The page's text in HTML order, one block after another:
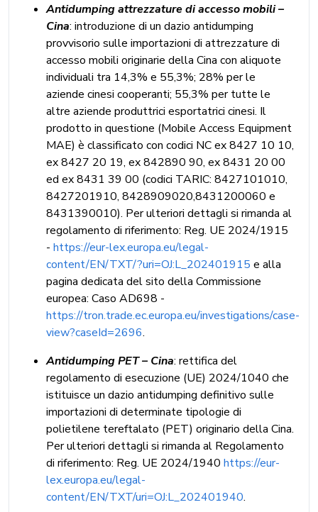
Antidumping attrezzature di accesso mobili –
Cina: introduzione di un dazio antidumping
provvisorio sulle importazioni di attrezzature di
accesso mobili originarie della Cina con aliquote
individuali tra 14,3% e 55,3%; 28% per le
aziende cinesi cooperanti; 55,3% per tutte le
altre aziende produttrici esportatrici cinesi. Il
prodotto in questione (Mobile Access Equipment
MAE) è classificato con codici NC ex 8427 10 10,
ex 8427 20 19, ex 842890 90, ex 8431 20 00
ed ex 8431 39 00 (codici TARIC: 8427101010,
8427201910, 8428909020,8431200060 e
8431390010). Per ulteriori dettagli si rimanda al
regolamento di riferimento: Reg. UE 2024/1915
- https://eur-lex.europa.eu/legal-
content/EN/TXT/?uri=OJ:L_202401915 e alla
pagina dedicata del sito della Commissione
europea: Caso AD698 -
https://tron.trade.ec.europa.eu/investigations/case-
view?caseId=2696.
Antidumping PET – Cina: rettifica del
regolamento di esecuzione (UE) 2024/1040 che
istituisce un dazio antidumping definitivo sulle
importazioni di determinate tipologie di
polietilene tereftalato (PET) originario della Cina.
Per ulteriori dettagli si rimanda al Regolamento
di riferimento: Reg. UE 2024/1940 https://eur-
lex.europa.eu/legal-
content/EN/TXT/uri=OJ:L_202401940.